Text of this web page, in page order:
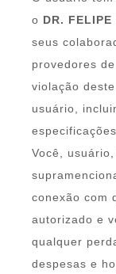
o DR. FELIPE
seus
provedores
violação
usuário,
Você,
conexão com
autorizado e
qualquer
despesas e